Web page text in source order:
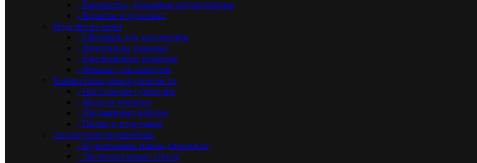
- Барометры, домашние метеостанции
- Корабли в бутылках
Изделия из кожи
- Обложки для документов
- Визитницы кожаные
- Ежедневники кожаные
- Фляжки для алкоголя
Кабинетные принадлежности
- Настольные сувениры
- Модели техники
- Письменные наборы
- Полки и подставки
Аксессуары подарочные
- Курительные принадлежности
- Увеличительные стекла